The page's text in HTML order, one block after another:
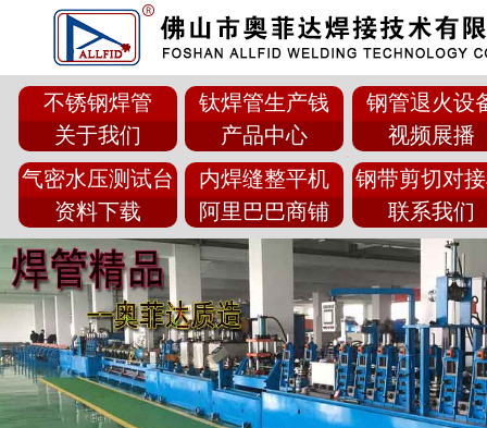
不锈钢焊管
关于我们
钛焊管生产钱
产品中心
钢管退火设
视频展播
气密水压测试台
资料下载
内焊缝整平机
阿里巴巴商铺
钢带剪切对
联系我们